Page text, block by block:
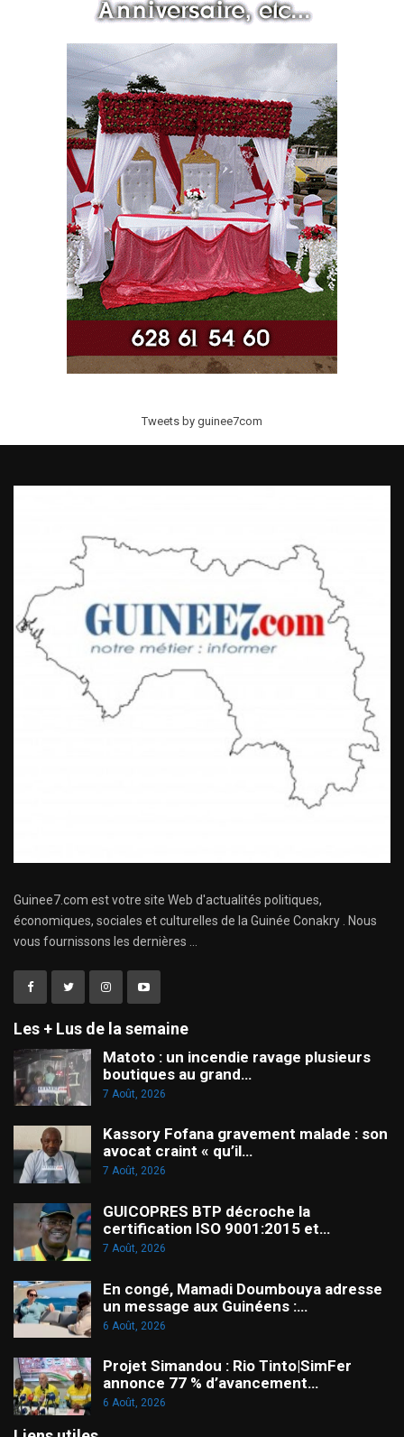
Tweets by guinee7com
Guinee7.com est votre site Web d'actualités politiques,
économiques, sociales et culturelles de la Guinée Conakry . Nous
vous fournissons les dernières ...
Les + Lus de la semaine
Matoto : un incendie ravage plusieurs
boutiques au grand…
7 Août, 2026
Kassory Fofana gravement malade : son
avocat craint « qu’il…
7 Août, 2026
GUICOPRES BTP décroche la
certification ISO 9001:2015 et…
7 Août, 2026
En congé, Mamadi Doumbouya adresse
un message aux Guinéens :…
6 Août, 2026
Projet Simandou : Rio Tinto|SimFer
annonce 77 % d’avancement…
6 Août, 2026